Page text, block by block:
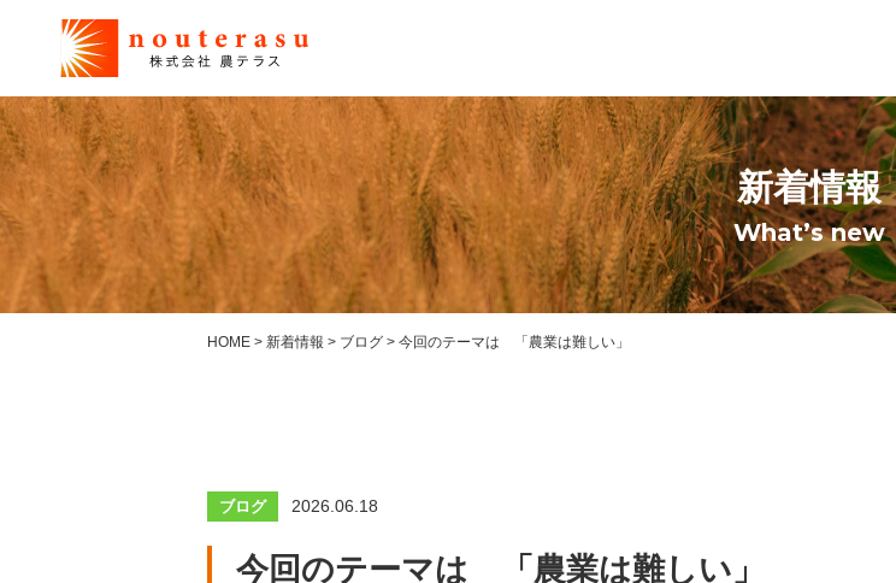
新着情報
What’s new
HOME > 新着情報 > ブログ > 今回のテーマは 「農業は難しい」
ブログ 2026.06.18
今回のテーマは 「農業は難しい」